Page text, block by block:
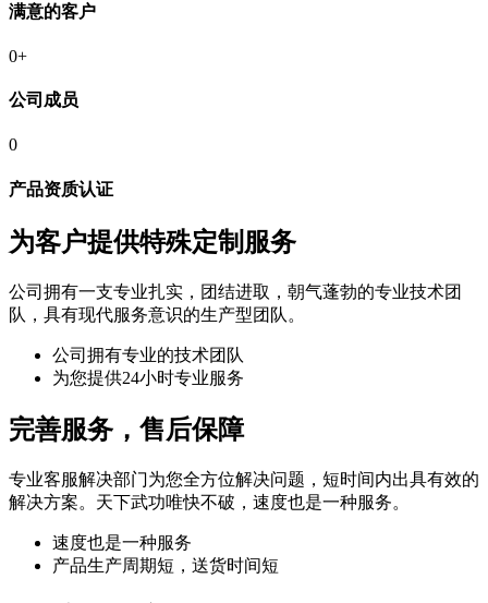
满意的客户
0+
公司成员
0
产品资质认证
为客户提供特殊定制服务
公司拥有一支专业扎实，团结进取，朝气蓬勃的专业技术团
队，具有现代服务意识的生产型团队。
公司拥有专业的技术团队
为您提供24小时专业服务
完善服务，售后保障
专业客服解决部门为您全方位解决问题，短时间内出具有效的
解决方案。天下武功唯快不破，速度也是一种服务。
速度也是一种服务
产品生产周期短，送货时间短